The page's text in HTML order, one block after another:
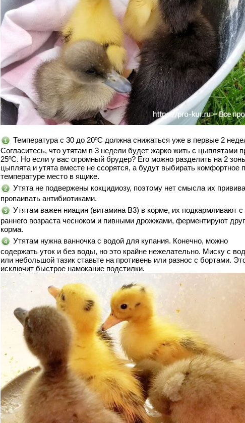
Температура с 30 до 20ºС должна снижаться уже в первые 2
Согласитесь, что утятам в 3 недели будет жарко жить с цыплятами
25ºС. Но если у вас огромный брудер? Его можно разделить на 2
цыплята и утята вместе не ссорятся, а будут выбирать комфортное
температуре место в ящике.
Утята не подвержены кокцидиозу, поэтому нет смысла их
пропаивать антибиотиками.
Утятам важен ниацин (витамина В3) в корме, их подкармливают с
раннего возраста чесноком и пивными дрожжами, ферментируют
корма.
Утятам нужна ванночка с водой для купания. Конечно, можно
содержать уток и без воды, но это крайне нежелательно. Миску с
или небольшой тазик ставьте на противень или разнос с бортами.
исключит быстрое намокание подстилки.